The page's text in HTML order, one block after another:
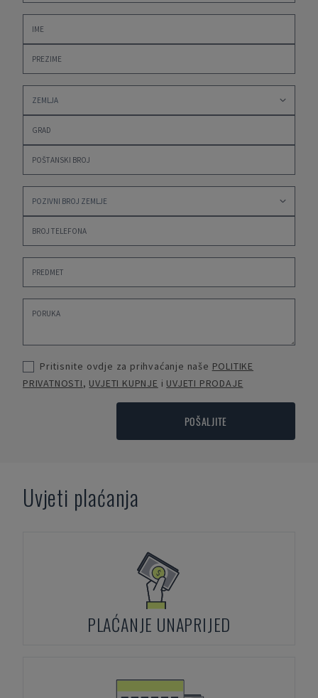
Pritisnite ovdje za prihvaćanje naše POLITIKE
PRIVATNOSTI, UVJETI KUPNJE i UVJETI PRODAJE
POŠALJITE
Uvjeti plaćanja
PLAĆANJE UNAPRIJED